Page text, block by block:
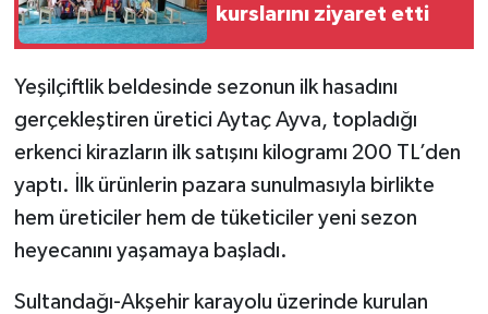
kurslarını ziyaret etti
Yeşilçiftlik beldesinde sezonun ilk hasadını
gerçekleştiren üretici Aytaç Ayva, topladığı
erkenci kirazların ilk satışını kilogramı 200 TL’den
yaptı. İlk ürünlerin pazara sunulmasıyla birlikte
hem üreticiler hem de tüketiciler yeni sezon
heyecanını yaşamaya başladı.
Sultandağı-Akşehir karayolu üzerinde kurulan